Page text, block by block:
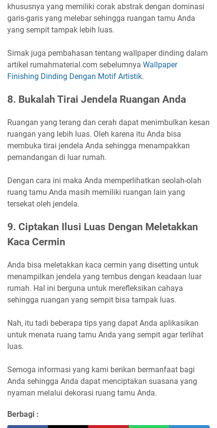
khususnya yang memiliki corak abstrak dengan dominasi
garis-garis yang melebar sehingga ruangan tamu Anda
yang sempit tampak lebih luas.
Simak juga pembahasan tentang wallpaper dinding dalam
artikel rumahmaterial.com sebelumnya Wallpaper
Finishing Dinding Dengan Motif Artistik.
8. Bukalah Tirai Jendela Ruangan Anda
Ruangan yang terang dan cerah dapat menimbulkan kesan
ruangan yang lebih luas. Oleh karena itu Anda bisa
membuka tirai jendela Anda sehingga menampakkan
pemandangan di luar rumah.
Dengan cara ini maka Anda memperlihatkan seolah-olah
ruang tamu Anda masih memiliki ruangan lain yang
tersekat oleh jendela.
9. Ciptakan Ilusi Luas Dengan Meletakkan
Kaca Cermin
Anda bisa meletakkan kaca cermin yang disetting untuk
menampilkan jendela yang tembus dengan keadaan luar
rumah. Hal ini berguna untuk merefleksikan cahaya
sehingga ruangan yang sempit bisa tampak luas.
Nah, itu tadi beberapa tips yang dapat Anda aplikasikan
untuk menata ruang tamu Anda yang sempit agar terlihat
luas.
Semoga informasi yang kami berikan bermanfaat bagi
Anda sehingga Anda dapat menciptakan suasana yang
nyaman melalui dekorasi ruang tamu Anda.
Berbagi :